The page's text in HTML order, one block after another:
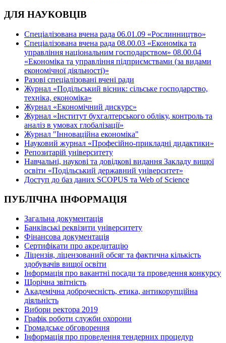
ДЛЯ НАУКОВЦІВ
Спеціалізована вчена рада 06.01.09 «Рослинництво»
Спеціалізована вчена рада 08.00.03 «Економіка та
управління національним господарством» 08.00.04
«Економіка та управління підприємствами (за видами
економічної діяльності)»
Разові спеціалізовані вчені ради
Журнал «Подільський вісник: сільське господарство,
техніка, економіка»
Журнал «Економічний дискурс»
Журнал «Інститут бухгалтерського обліку, контроль та
аналіз в умовах глобалізації»
Журнал "Інноваційна економіка"
Науковий журнал «Професійно-прикладні дидактики»
Репозитарій університету
Навчальні, наукові та довідкові видання Закладу вищої
освіти «Подільський державний університет»
Доступ до баз даних SCOPUS та Web of Science
ПУБЛІЧНА ІНФОРМАЦІЯ
Загальна документація
Банківські реквізити університету
Фінансова документація
Сертифікати про акредитацію
Ліцензія, ліцензований обсяг та фактична кількість
здобувачів вищої освіти
Інформація про вакантні посади та проведення конкурсу
Щорічна звітність
Академічна доброчесність, етика, антикорупційна
діяльність
Вибори ректора 2019
Графік роботи служби охорони
Громадське обговорення
Інформація про проведення тендерних процедур